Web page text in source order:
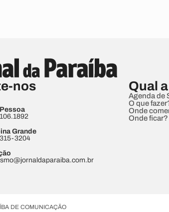
nos
Grande
3204
Qual
Agenda de
O que
Onde
Onde ficar?
DE COMUNICAÇÃO